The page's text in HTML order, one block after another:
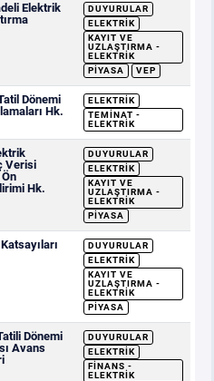
Elektrik
DUYURULAR
ELEKTRIK
KAYIT VE
UZLAŞTIRMA -
ELEKTRIK
PIYASA
VEP
Dönemi
Hk.
ELEKTRIK
TEMINAT -
ELEKTRIK
Verisi
Hk.
DUYURULAR
ELEKTRIK
KAYIT VE
UZLAŞTIRMA -
ELEKTRIK
PIYASA
DUYURULAR
ELEKTRIK
KAYIT VE
UZLAŞTIRMA -
ELEKTRIK
PIYASA
Dönemi
Avans
DUYURULAR
ELEKTRIK
FINANS -
ELEKTRIK